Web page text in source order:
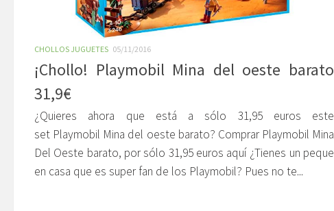
CHOLLOS JUGUETES 05/11/2016
¡Chollo! Playmobil Mina del oeste barato
31,9€
¿Quieres ahora que está a sólo 31,95 euros este
set Playmobil Mina del oeste barato? Comprar Playmobil Mina
Del Oeste barato, por sólo 31,95 euros aquí ¿Tienes un peque
en casa que es super fan de los Playmobil? Pues no te...